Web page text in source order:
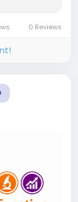
0 Reviews